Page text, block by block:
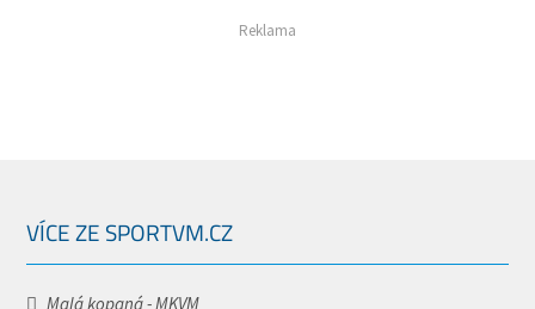
Reklama
VÍCE ZE SPORTVM.CZ
Malá kopaná - MKVM